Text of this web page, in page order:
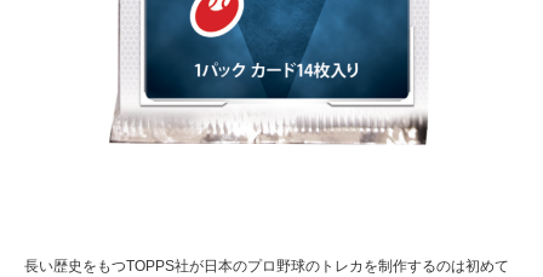
長い歴史をもつTOPPS社が日本のプロ野球のトレカを制作するのは初めて